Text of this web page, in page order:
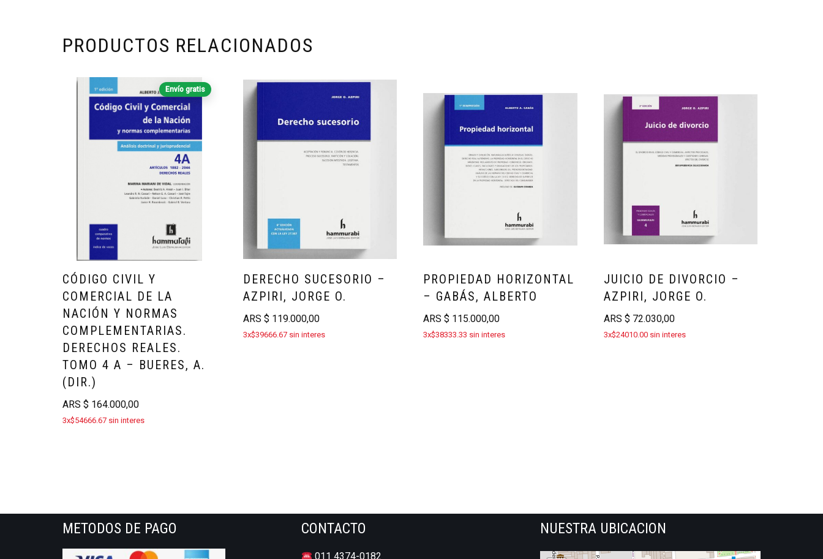
PRODUCTOS RELACIONADOS
Envío gratis
CÓDIGO CIVIL Y
COMERCIAL DE LA
NACIÓN Y NORMAS
COMPLEMENTARIAS.
DERECHOS REALES.
TOMO 4 A – BUERES, A.
(DIR.)
ARS $ 164.000,00
3x$54666.67 sin interes
DERECHO SUCESORIO –
AZPIRI, JORGE O.
ARS $ 119.000,00
3x$39666.67 sin interes
PROPIEDAD HORIZONTAL
– GABÁS, ALBERTO
ARS$ 115.000,00
3x$38333.33 sin interes
JUICIO DE DIVORCIO –
AZPIRI, JORGE O.
ARS$ 72.030,00
3x$24010.00 sin interes
METODOS DE PAGO CONTACTO
011 4374-0182
NUESTRA UBICACION